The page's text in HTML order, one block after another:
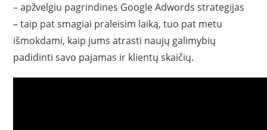
– apžvelgiu pagrindines Google Adwords strategijas
– taip pat smagiai praleisim laiką, tuo pat metu
išmokdami, kaip jums atrasti naujų galimybių
padidinti savo pajamas ir klientų skaičių.